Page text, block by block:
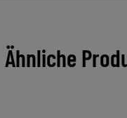
Ähnliche